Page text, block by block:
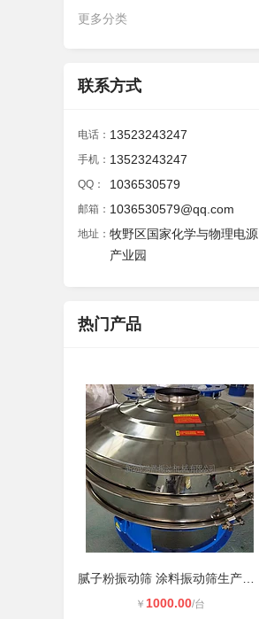
更多分类
联系方式
电话： 13523243247
手机： 13523243247
QQ： 1036530579
邮箱： 1036530579@qq.com
地址： 牧野区国家化学与物理电源
产业园
热门产品
￥ 1000.00/台